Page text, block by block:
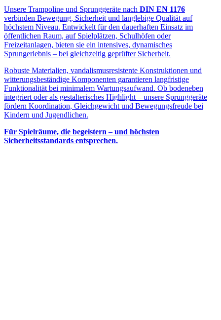
Unsere Trampoline und Sprunggeräte nach DIN EN 1176
verbinden Bewegung, Sicherheit und langlebige Qualität auf
höchstem Niveau. Entwickelt für den dauerhaften Einsatz im
öffentlichen Raum, auf Spielplätzen, Schulhöfen oder
Freizeitanlagen, bieten sie ein intensives, dynamisches
Sprungerlebnis – bei gleichzeitig geprüfter Sicherheit.
Robuste Materialien, vandalismusresistente Konstruktionen und
witterungsbeständige Komponenten garantieren langfristige
Funktionalität bei minimalem Wartungsaufwand. Ob bodeneben
integriert oder als gestalterisches Highlight – unsere Sprunggeräte
fördern Koordination, Gleichgewicht und Bewegungsfreude bei
Kindern und Jugendlichen.
Für Spielräume, die begeistern – und höchsten
Sicherheitsstandards entsprechen.